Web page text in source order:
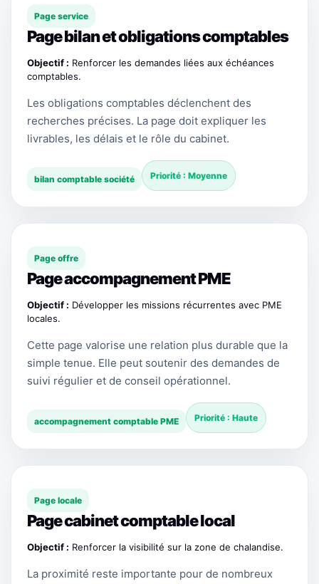
Page service
Page bilan et obligations comptables
Objectif : Renforcer les demandes liées aux échéances
comptables.
Les obligations comptables déclenchent des
recherches précises. La page doit expliquer les
livrables, les délais et le rôle du cabinet.
bilan comptable société Priorité : Moyenne
Page offre
Page accompagnement PME
Objectif : Développer les missions récurrentes avec PME
locales.
Cette page valorise une relation plus durable que la
simple tenue. Elle peut soutenir des demandes de
suivi régulier et de conseil opérationnel.
accompagnement comptable PME Priorité : Haute
Page locale
Page cabinet comptable local
Objectif : Renforcer la visibilité sur la zone de chalandise.
La proximité reste importante pour de nombreux